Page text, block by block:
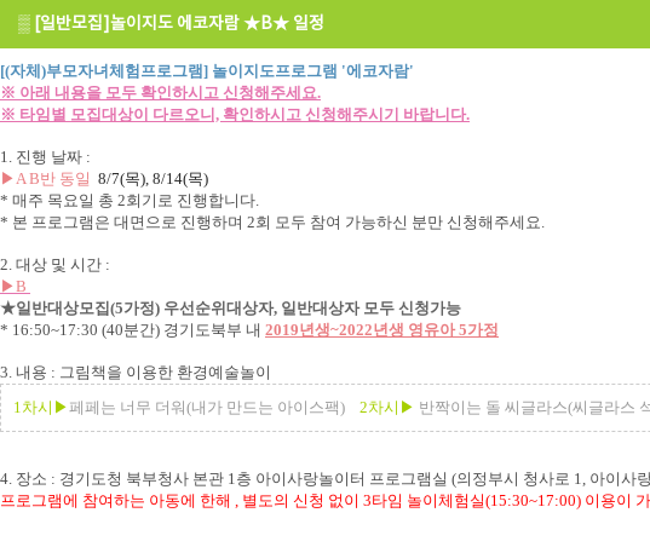
▒ [일반모집]놀이지도 에코자람 ★B★ 일정
[(자체)부모자녀체험프로그램] 놀이지도프로그램 '에코자람'
※ 아래 내용을 모두 확인하시고 신청해주세요.
※ 타임별 모집대상이 다르오니, 확인하시고 신청해주시기 바랍니다.
1. 진행 날짜 :
▶A B반 동일 8/7(목), 8/14(목)
* 매주 목요일 총 2회기로 진행합니다.
* 본 프로그램은 대면으로 진행하며 2회 모두 참여 가능하신 분만 신청해주세요.
2. 대상 및 시간 :
▶B
★일반대상모집(5가정) 우선순위대상자, 일반대상자 모두 신청가능
* 16:50~17:30 (40분간) 경기도북부 내 2019년생~2022년생 영유아 5가정
3. 내용 : 그림책을 이용한 환경예술놀이
1차시▶페페는 너무 더워(내가 만드는 아이스팩) 2차시 ▶ 반짝이는 돌 씨글라스(씨글라스
4. 장소 : 경기도청 북부청사 본관 1층 아이사랑놀이터 프로그램실 (의정부시 청사로 1, 아이사
프로그램에 참여하는 아동에 한해 , 별도의 신청 없이 3타임 놀이체험실(15:30~17:00) 이용이